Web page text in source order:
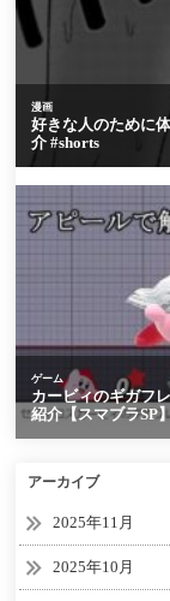
アーカイブ
2025年11月
2025年10月